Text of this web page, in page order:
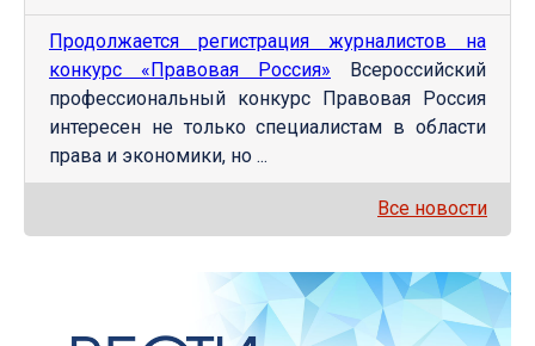
Продолжается регистрация журналистов на
конкурс «Правовая Россия» Всероссийский
профессиональный конкурс Правовая Россия
интересен не только специалистам в области
права и экономики, но ...
Все новости